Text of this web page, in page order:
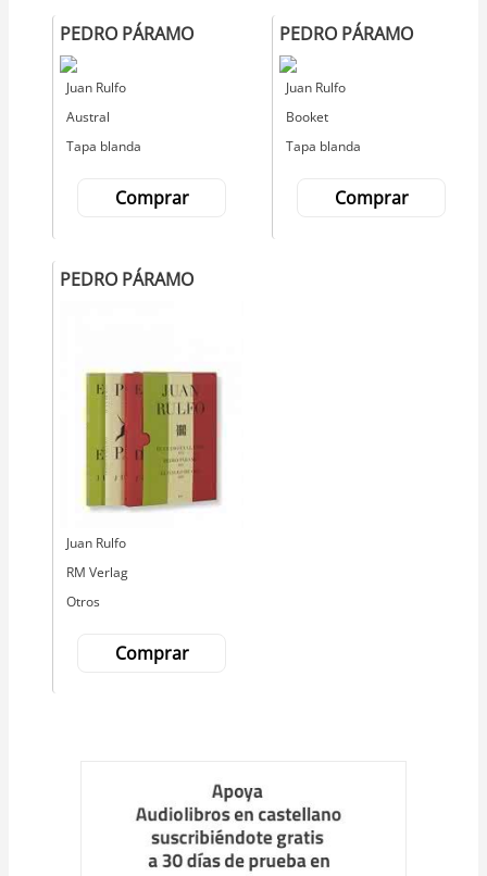
PEDRO PÁRAMO
Autor
Juan Rulfo
Editorial
Austral
Tapa blanda
Comprar
PEDRO PÁRAMO
Autor
Juan Rulfo
Editorial
Booket
Tapa blanda
Comprar
PEDRO PÁRAMO
Autor
Juan Rulfo
Editorial
RM Verlag
Otros
Comprar